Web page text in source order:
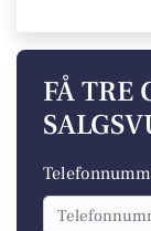
FÅ TRE